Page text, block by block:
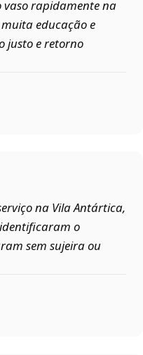
vaso rapidamente na
educação e
justo e retorno
na Vila Antártica,
o
sem sujeira ou